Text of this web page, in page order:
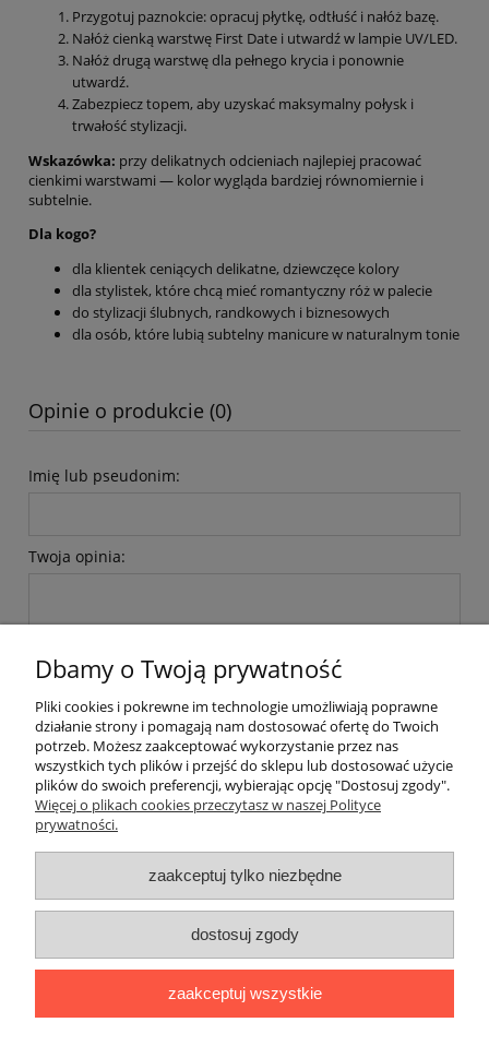
Przygotuj paznokcie: opracuj płytkę, odtłuść i nałóż bazę.
Nałóż cienką warstwę First Date i utwardź w lampie UV/LED.
Nałóż drugą warstwę dla pełnego krycia i ponownie
utwardź.
Zabezpiecz topem, aby uzyskać maksymalny połysk i
trwałość stylizacji.
Wskazówka: przy delikatnych odcieniach najlepiej pracować
cienkimi warstwami — kolor wygląda bardziej równomiernie i
subtelnie.
Dla kogo?
dla klientek ceniących delikatne, dziewczęce kolory
dla stylistek, które chcą mieć romantyczny róż w palecie
do stylizacji ślubnych, randkowych i biznesowych
dla osób, które lubią subtelny manicure w naturalnym tonie
Opinie o produkcie (0)
Imię lub pseudonim:
Twoja opinia:
wyślij
Pomoc
Moje konto
Płatności i dostawa
Informacje
O nas
Dbamy o Twoją prywatność
Pliki cookies i pokrewne im technologie umożliwiają poprawne
działanie strony i pomagają nam dostosować ofertę do Twoich
potrzeb. Możesz zaakceptować wykorzystanie przez nas
wszystkich tych plików i przejść do sklepu lub dostosować użycie
plików do swoich preferencji, wybierając opcję "Dostosuj zgody".
Więcej o plikach cookies przeczytasz w naszej Polityce
prywatności.
zaakceptuj tylko niezbędne
dostosuj zgody
zaakceptuj wszystkie